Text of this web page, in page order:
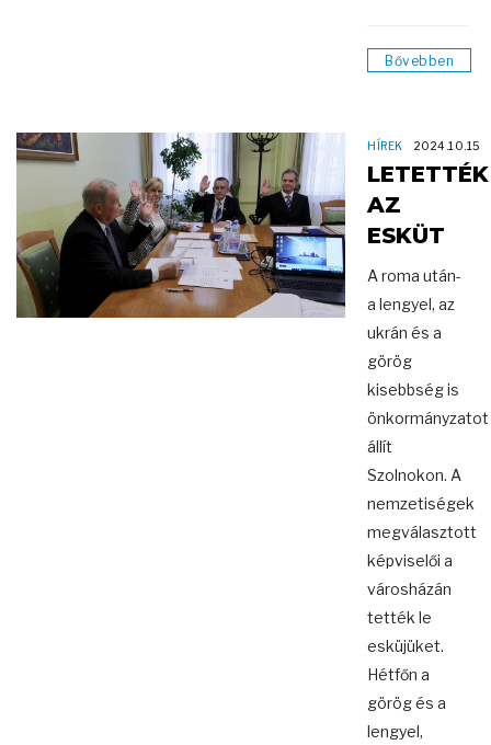
Bővebben
HÍREK 2024.10.15
LETETTÉK
AZ
ESKÜT
A roma után-
a lengyel, az
ukrán és a
görög
kisebbség is
önkormányzatot
állít
Szolnokon. A
nemzetiségek
megválasztott
képviselői a
városházán
tették le
esküjüket.
Hétfőn a
görög és a
lengyel,